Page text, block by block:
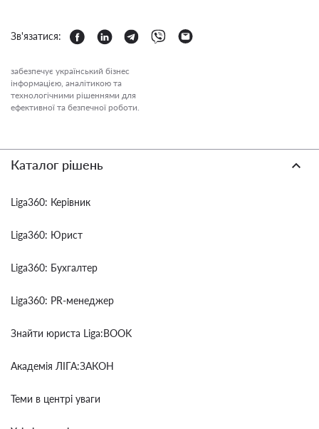
Зв'язатися:
забезпечує український бізнес
інформацією, аналітикою та
технологічними рішеннями для
ефективної та безпечної роботи.
Каталог рішень
Liga360: Керівник
Liga360: Юрист
Liga360: Бухгалтер
Liga360: PR-менеджер
Знайти юриста Liga:BOOK
Академія ЛІГА:ЗАКОН
Теми в центрі уваги